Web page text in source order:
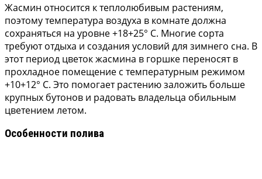
Жасмин относится к теплолюбивым растениям,
поэтому температура воздуха в комнате должна
сохраняться на уровне +18+25° С. Многие сорта
требуют отдыха и создания условий для зимнего сна. В
этот период цветок жасмина в горшке переносят в
прохладное помещение с температурным режимом
+10+12° С. Это помогает растению заложить больше
крупных бутонов и радовать владельца обильным
цветением летом.
Особенности полива